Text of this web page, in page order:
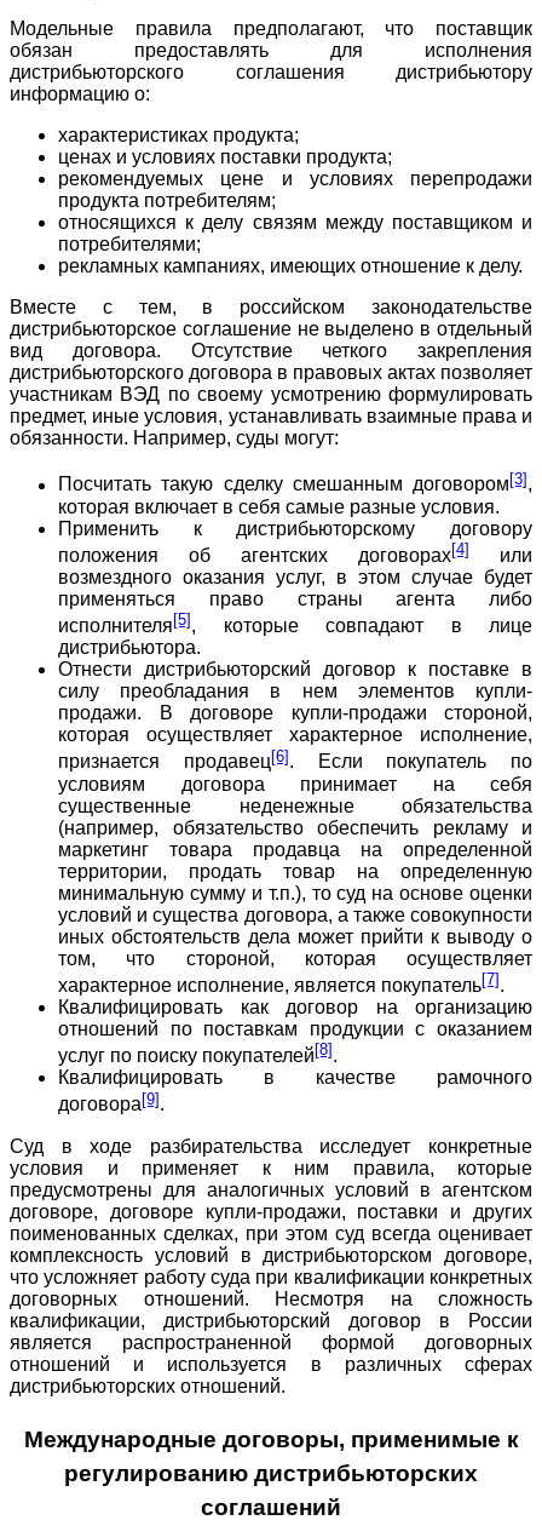
Модельные правила предполагают, что поставщик
обязан предоставлять для исполнения
дистрибьюторского соглашения дистрибьютору
информацию о:
характеристиках продукта;
ценах и условиях поставки продукта;
рекомендуемых цене и условиях перепродажи
продукта потребителям;
относящихся к делу связям между поставщиком и
потребителями;
рекламных кампаниях, имеющих отношение к делу.
Вместе с тем, в российском законодательстве
дистрибьюторское соглашение не выделено в отдельный
вид договора. Отсутствие четкого закрепления
дистрибьюторского договора в правовых актах позволяет
участникам ВЭД по своему усмотрению формулировать
предмет, иные условия, устанавливать взаимные права и
обязанности. Например, суды могут:
Посчитать такую сделку смешанным договором[3],
которая включает в себя самые разные условия.
Применить к дистрибьюторскому договору
положения об агентских договорах[4]
или
возмездного оказания услуг, в этом случае будет
применяться право страны агента либо
исполнителя [5] , которые совпадают в лице
дистрибьютора.
Отнести дистрибьюторский договор к поставке в
силу преобладания в нем элементов купли-
продажи. В договоре купли-продажи стороной,
которая осуществляет характерное исполнение,
признается продавец[6]. Если покупатель по
условиям договора принимает на себя
существенные неденежные обязательства
(например, обязательство обеспечить рекламу и
маркетинг товара продавца на определенной
территории, продать товар на определенную
минимальную сумму и т.п.), то суд на основе оценки
условий и существа договора, а также совокупности
иных обстоятельств дела может прийти к выводу о
том, что стороной, которая осуществляет
характерное исполнение, является покупатель[7].
Квалифицировать как договор на организацию
отношений по поставкам продукции с оказанием
услуг по поиску покупателей [8] .
Квалифицировать в качестве рамочного
договора[9].
Суд в ходе разбирательства исследует конкретные
условия и применяет к ним правила, которые
предусмотрены для аналогичных условий в агентском
договоре, договоре купли-продажи, поставки и других
поименованных сделках, при этом суд всегда оценивает
комплексность условий в дистрибьюторском договоре,
что усложняет работу суда при квалификации конкретных
договорных отношений. Несмотря на сложность
квалификации, дистрибьюторский договор в России
является распространенной формой договорных
отношений и используется в различных сферах
дистрибьюторских отношений.
Международные договоры, применимые к
регулированию дистрибьюторских
соглашений